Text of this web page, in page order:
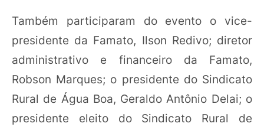
Também participaram do evento o vice-
presidente da Famato, Ilson Redivo; diretor
administrativo e financeiro da Famato,
Robson Marques; o presidente do Sindicato
Rural de Água Boa, Geraldo Antônio Delai; o
presidente eleito do Sindicato Rural de